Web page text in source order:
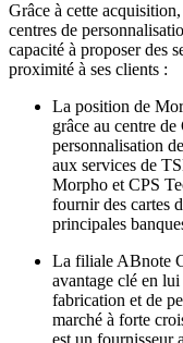
Grâce à cette
centres de
capacité à proposer des
proximité à ses clients :
La position de
grâce au centre
personnalisation
aux services de
Morpho et CPS
fournir des cartes
principales
La filiale ABnote
avantage clé en lui
fabrication et de
marché à forte
est un fournisseur